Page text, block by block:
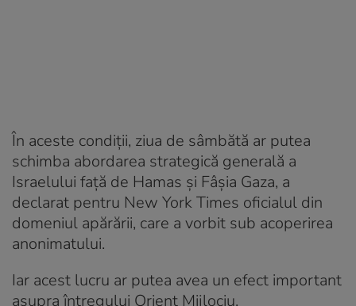
În aceste condiții, ziua de sâmbătă ar putea
schimba abordarea strategică generală a
Israelului față de Hamas și Fâșia Gaza, a
declarat pentru New York Times oficialul din
domeniul apărării, care a vorbit sub acoperirea
anonimatului.
Iar acest lucru ar putea avea un efect important
asupra întregului Orient Mijlociu.